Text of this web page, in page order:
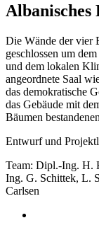
Albanisches
Die Wände der vier
geschlossen um
und dem lokalen
angeordnete Saal
das demokratische
das Gebäude mit
Bäumen
Entwurf und
Team: Dipl.-Ing. H.
Ing. G. Schittek, L.
Carlsen